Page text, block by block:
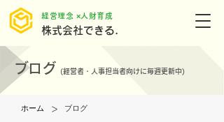
株式会社できる.
​経営理念 ×人財育成
ブログ (経営者・人事担当者向けに毎週更新中)
ホーム > ブログ